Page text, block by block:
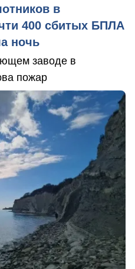
в
400 сбитых БПЛА
ночь
заводе в
пожар